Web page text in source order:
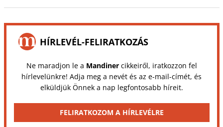
HÍRLEVÉL-FELIRATKOZÁS
Ne maradjon le a Mandinercikkeiről, iratkozzon fel
hírlevelünkre! Adja meg a nevét és az e-mail-címét, és
elküldjük Önnek a nap legfontosabb híreit.
FELIRATKOZOM A HÍRLEVÉLRE